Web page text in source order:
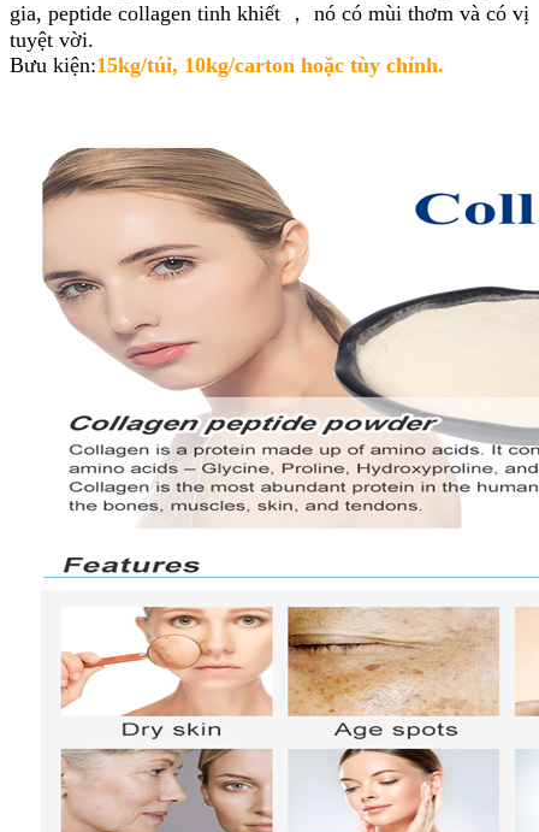
gia, peptide collagen tinh khiết ， nó có mùi thơm và có vị
tuyệt vời.
Bưu kiện:15kg/túi, 10kg/carton hoặc tùy chỉnh.